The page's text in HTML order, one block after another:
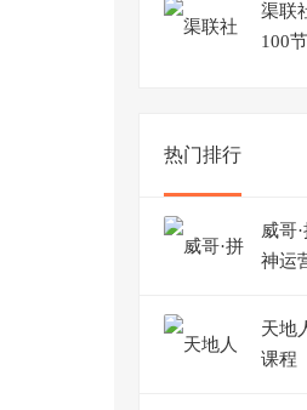
渠联
100
热门排行
威哥
神运
天地
课程